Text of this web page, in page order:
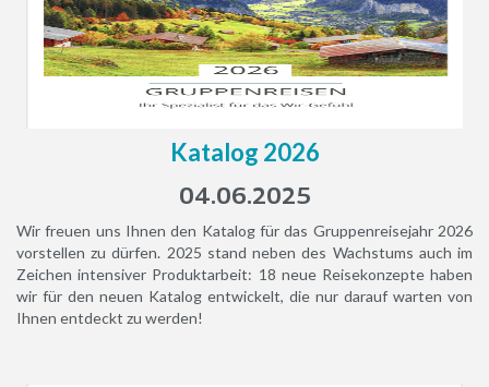
Katalog 2026
04.06.2025
Wir freuen uns Ihnen den Katalog für das Gruppenreisejahr 2026
vorstellen zu dürfen. 2025 stand neben des Wachstums auch im
Zeichen intensiver Produktarbeit: 18 neue Reisekonzepte haben
wir für den neuen Katalog entwickelt, die nur darauf warten von
Ihnen entdeckt zu werden!